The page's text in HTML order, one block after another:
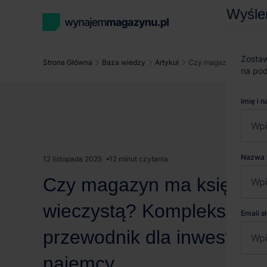
Strona Główna Baza wiedzy Artykuł Czy magazyn ma
12 listopada 2025 12 minut czytania
Czy magazyn ma księgę
wieczystą? Kompleksowy
przewodnik dla inwestora i
na
Imię i
Nazwa
Email